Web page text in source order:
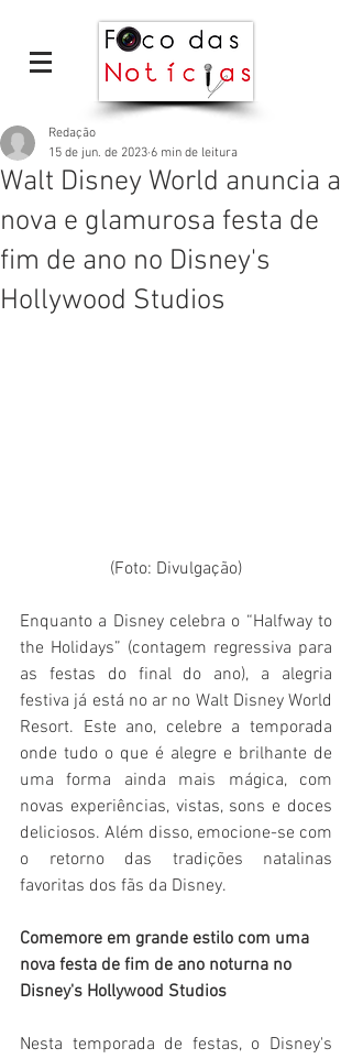
Walt Disney World anuncia a
nova e glamurosa festa de
fim de ano no Disney's
Hollywood Studios
Redação
15 de jun. de 2023 6 min de leitura
(Foto: Divulgação)
Enquanto a Disney celebra o “Halfway to
the Holidays” (contagem regressiva para
as festas do final do ano), a alegria
festiva já está no ar no Walt Disney World
Resort. Este ano, celebre a temporada
onde tudo o que é alegre e brilhante de
uma forma ainda mais mágica, com
novas experiências, vistas, sons e doces
deliciosos. Além disso, emocione-se com
o retorno das tradições natalinas
favoritas dos fãs da Disney.
Comemore em grande estilo com uma
nova festa de fim de ano noturna no
Disney's Hollywood Studios
Nesta temporada de festas, o Disney's